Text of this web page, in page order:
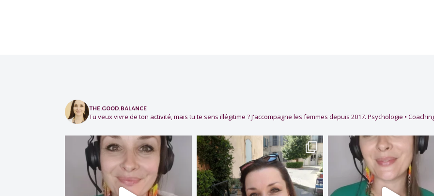
the.good.balance
Tu veux vivre de ton activité, mais tu te sens illégitime ?J'accompagne les femmes depuis 2017. Psychologie •